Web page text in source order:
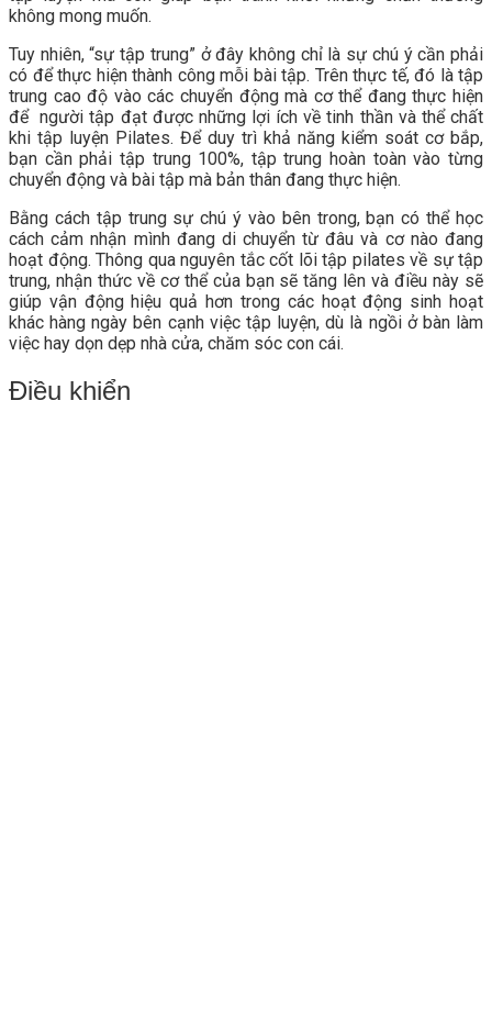
không mong muốn.
Tuy nhiên, “sự tập trung” ở đây không chỉ là sự chú ý cần phải
có để thực hiện thành công mỗi bài tập. Trên thực tế, đó là tập
trung cao độ vào các chuyển động mà cơ thể đang thực hiện
để người tập đạt được những lợi ích về tinh thần và thể chất
khi tập luyện Pilates. Để duy trì khả năng kiểm soát cơ bắp,
bạn cần phải tập trung 100%, tập trung hoàn toàn vào từng
chuyển động và bài tập mà bản thân đang thực hiện.
Bằng cách tập trung sự chú ý vào bên trong, bạn có thể học
cách cảm nhận mình đang di chuyển từ đâu và cơ nào đang
hoạt động. Thông qua nguyên tắc cốt lõi tập pilates về sự tập
trung, nhận thức về cơ thể của bạn sẽ tăng lên và điều này sẽ
giúp vận động hiệu quả hơn trong các hoạt động sinh hoạt
khác hàng ngày bên cạnh việc tập luyện, dù là ngồi ở bàn làm
việc hay dọn dẹp nhà cửa, chăm sóc con cái.
Điều khiển